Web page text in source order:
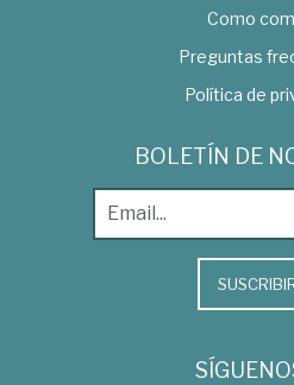
Como
Preguntas
Política de
BOLETÍN DE